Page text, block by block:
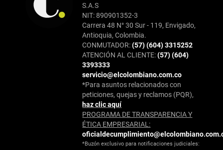
S.A.S
NIT: 890901352-3
Carrera 48 N° 30 Sur - 119, Envigado,
Antioquia, Colombia.
CONMUTADOR:(57) (604) 3315252
ATENCIÓN AL CLIENTE:(57) (604)
3393333
servicio@elcolombiano.com.co
*Para asuntos relacionados con
peticiones, quejas y reclamos (PQR),
haz clic aquí
PROGRAMA DE TRANSPARENCIA Y
ÉTICA EMPRESARIAL:
*Buzón exclusivo para notificaciones judiciales: